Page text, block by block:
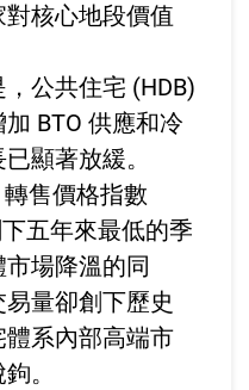
核心地段價值
公共住宅 (HDB)
BTO 供應和冷
顯著放緩。
售價格指數
五年來最低的季
場降溫的同
量卻創下歷史
系內部高端市
。